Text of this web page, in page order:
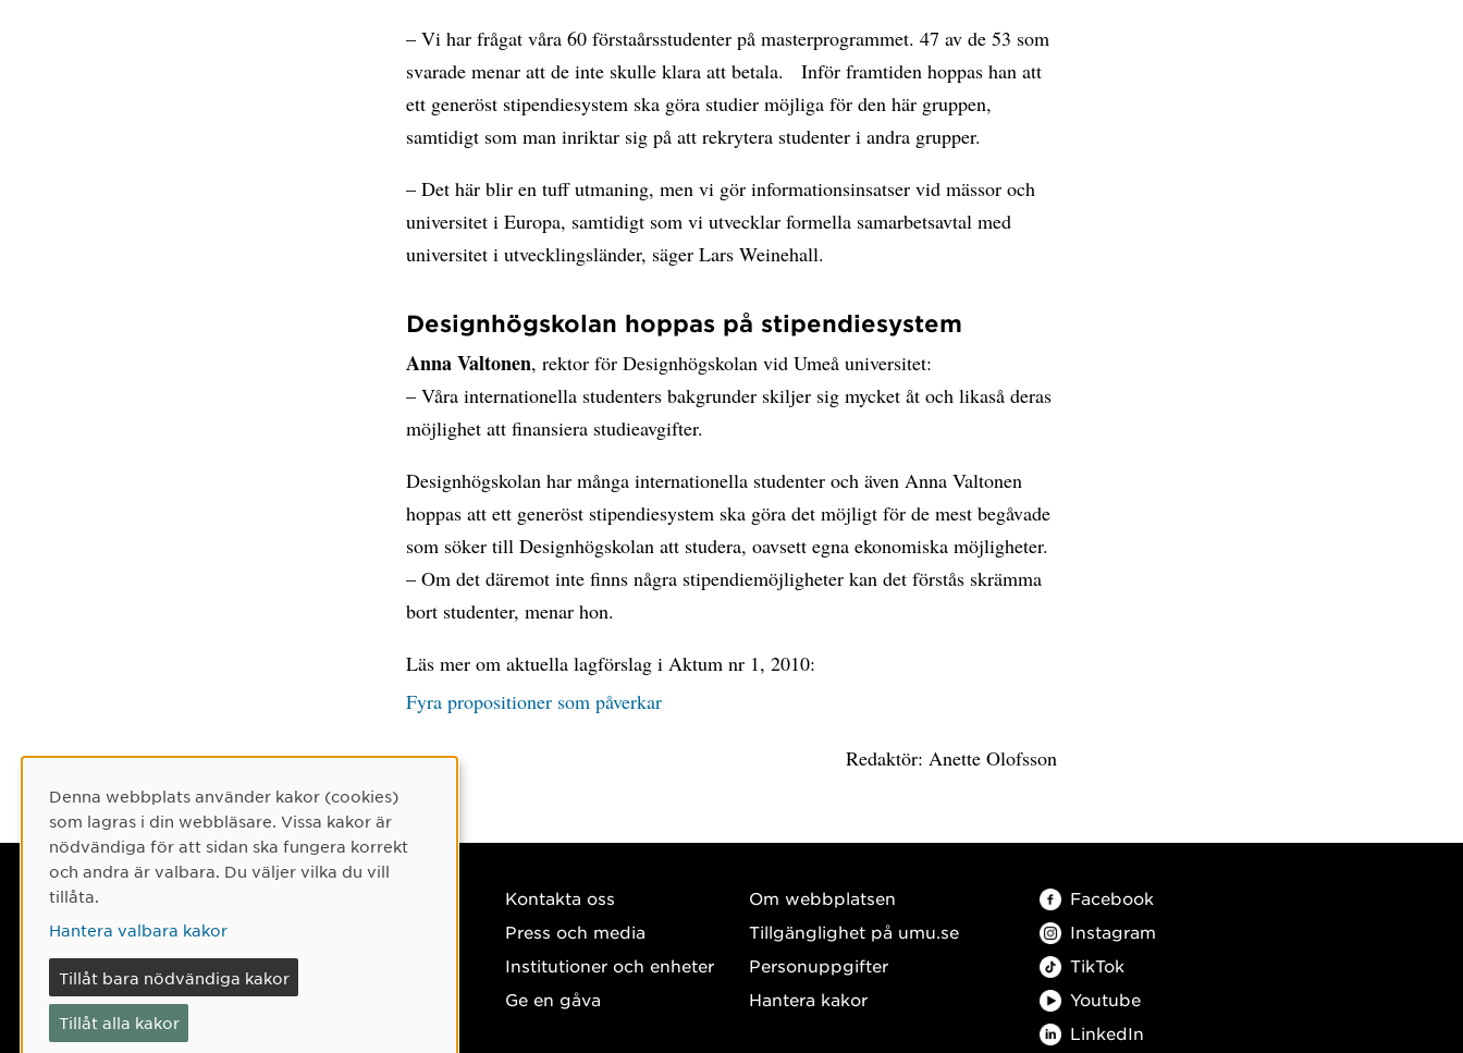
– Vi har frågat våra 60 förstaårsstudenter på masterprogrammet. 47 av de 53 som
svarade menar att de inte skulle klara att betala. Inför framtiden hoppas han att
ett generöst stipendiesystem ska göra studier möjliga för den här gruppen,
samtidigt som man inriktar sig på att rekrytera studenter i andra grupper.
– Det här blir en tuff utmaning, men vi gör informationsinsatser vid mässor och
universitet i Europa, samtidigt som vi utvecklar formella samarbetsavtal med
universitet i utvecklingsländer, säger Lars Weinehall.
Designhögskolan hoppas på stipendiesystem
Anna Valtonen, rektor för Designhögskolan vid Umeå universitet:
– Våra internationella studenters bakgrunder skiljer sig mycket åt och likaså deras
möjlighet att finansiera studieavgifter.
Designhögskolan har många internationella studenter och även Anna Valtonen
hoppas att ett generöst stipendiesystem ska göra det möjligt för de mest begåvade
som söker till Designhögskolan att studera, oavsett egna ekonomiska möjligheter.
– Om det däremot inte finns några stipendiemöjligheter kan det förstås skrämma
bort studenter, menar hon.
Läs mer om aktuella lagförslag i Aktum nr 1, 2010:
Fyra propositioner som påverkar
Redaktör: Anette Olofsson
Tel: 090-786 50 00
Hitta till oss
Kontakta oss
Press och media
Institutioner och enheter
Ge en gåva
Om webbplatsen
Tillgänglighet på umu.se
Personuppgifter
Hantera kakor
Facebook
Instagram
TikTok
Youtube
LinkedIn
Cookie-samtycke
Denna webbplats använder kakor (cookies)
som lagras i din webbläsare. Vissa kakor är
nödvändiga för att sidan ska fungera korrekt
och andra är valbara. Du väljer vilka du vill
tillåta.
Hantera valbara kakor
Tillåt bara nödvändiga kakor
Tillåt alla kakor